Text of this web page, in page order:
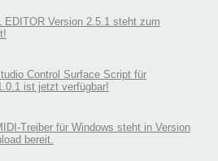
EDITOR Version 2.5.1 steht zum
Control Surface Script für
ist jetzt verfügbar!
Treiber für Windows steht in Version
bereit.